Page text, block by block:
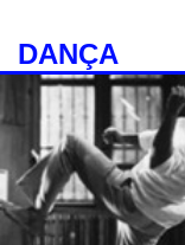
DANÇA